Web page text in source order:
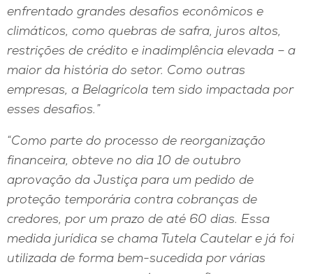
enfrentado grandes desafios econômicos e
climáticos, como quebras de safra, juros altos,
restrições de crédito e inadimplência elevada – a
maior da história do setor. Como outras
empresas, a Belagrícola tem sido impactada por
esses desafios.”
“Como parte do processo de reorganização
financeira, obteve no dia 10 de outubro
aprovação da Justiça para um pedido de
proteção temporária contra cobranças de
credores, por um prazo de até 60 dias. Essa
medida jurídica se chama Tutela Cautelar e já foi
utilizada de forma bem-sucedida por várias